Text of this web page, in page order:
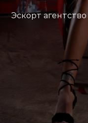
Эскорт агентство